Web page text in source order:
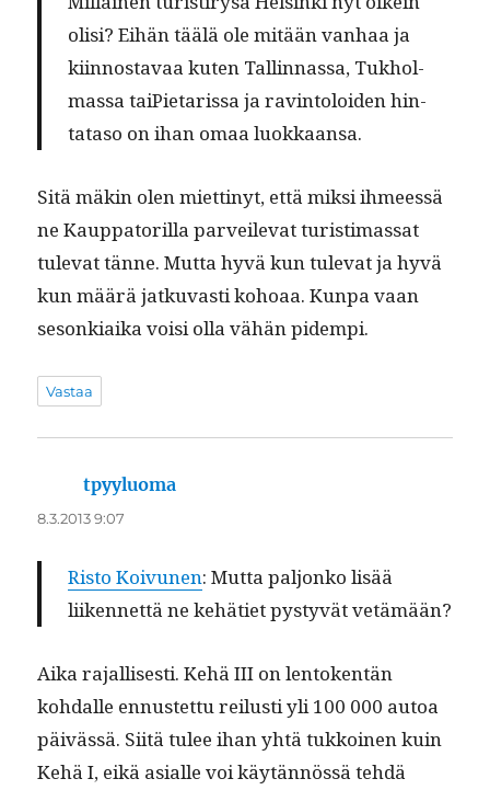
olisi? Eihän täälä ole mitään van­haa ja
kiin­nos­tavaa kuten Tallinnas­sa, Tukhol­
mas­sa taiP­i­etaris­sa ja rav­in­toloiden hin­
tata­so on ihan omaa luokkaansa.
Sitä mäkin olen miet­tinyt, että mik­si ihmeessä
ne Kaup­pa­to­ril­la par­veil­e­vat tur­is­ti­mas­sat
tule­vat tänne. Mut­ta hyvä kun tule­vat ja hyvä
kun määrä jatku­vasti kohoaa. Kun­pa vaan
sesonki­ai­ka voisi olla vähän pidempi.
Vastaa
tpyyluoma
8.3.2013 9:07
Ris­to Koivunen: Mut­ta paljonko lisää
liiken­net­tä ne kehäti­et pystyvät vetämään?
Aika rajal­lis­es­ti. Kehä III on lento­ken­tän
kohdalle ennustet­tu reilusti yli 100 000 autoa
päivässä. Siitä tulee ihan yhtä tukkoinen kuin
Kehä I, eikä asialle voi käytän­nössä tehdä